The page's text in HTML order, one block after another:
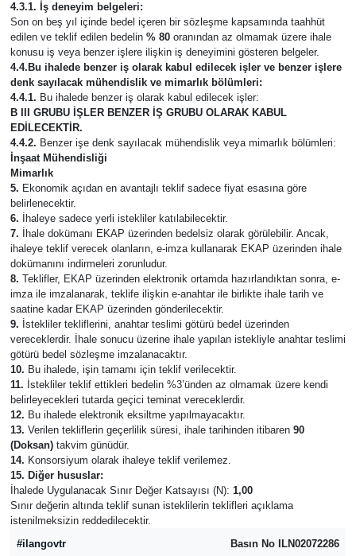
4.3.1. İş deneyim belgeleri:
Son on beş yıl içinde bedel içeren bir sözleşme kapsamında taahhüt
edilen ve teklif edilen bedelin % 80oranından az olmamak üzere ihale
konusu iş veya benzer işlere ilişkin iş deneyimini gösteren belgeler.
4.4.Bu ihalede benzer iş olarak kabul edilecek işler ve benzer işlere
denk sayılacak mühendislik ve mimarlık bölümleri:
4.4.1. Bu ihalede benzer iş olarak kabul edilecek işler:
B III GRUBU İŞLER BENZER İŞ GRUBU OLARAK KABUL
EDİLECEKTİR.
4.4.2. Benzer işe denk sayılacak mühendislik veya mimarlık bölümleri:
İnşaat Mühendisliği
Mimarlık
5. Ekonomik açıdan en avantajlı teklif sadece fiyat esasına göre
belirlenecektir.
6. İhaleye sadece yerli istekliler katılabilecektir.
7. İhale dokümanı EKAP üzerinden bedelsiz olarak görülebilir. Ancak,
ihaleye teklif verecek olanların, e-imza kullanarak EKAP üzerinden ihale
dokümanını indirmeleri zorunludur.
8. Teklifler, EKAP üzerinden elektronik ortamda hazırlandıktan sonra, e-
imza ile imzalanarak, teklife ilişkin e-anahtar ile birlikte ihale tarih ve
saatine kadar EKAP üzerinden gönderilecektir.
9. İstekliler tekliflerini, anahtar teslimi götürü bedel üzerinden
vereceklerdir. İhale sonucu üzerine ihale yapılan istekliyle anahtar teslimi
götürü bedel sözleşme imzalanacaktır.
10. Bu ihalede, işin tamamı için teklif verilecektir.
11. İstekliler teklif ettikleri bedelin %3’ünden az olmamak üzere kendi
belirleyecekleri tutarda geçici teminat vereceklerdir.
12. Bu ihalede elektronik eksiltme yapılmayacaktır.
13. Verilen tekliflerin geçerlilik süresi, ihale tarihinden itibaren 90
(Doksan)takvim günüdür.
14. Konsorsiyum olarak ihaleye teklif verilemez.
15. Diğer hususlar:
İhalede Uygulanacak Sınır Değer Katsayısı (N): 1,00
Sınır değerin altında teklif sunan isteklilerin teklifleri açıklama
istenilmeksizin reddedilecektir.
#ilangovtr
Basın No ILN02072286